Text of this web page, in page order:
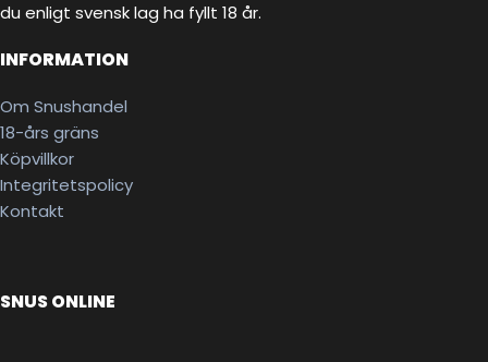
du enligt svensk lag ha fyllt 18 år.
INFORMATION
Om Snushandel
18-års gräns
Köpvillkor
Integritetspolicy
Kontakt
SNUS ONLINE